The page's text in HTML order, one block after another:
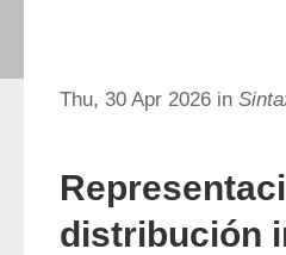
Thu, 30 Apr 2026 in
distribución